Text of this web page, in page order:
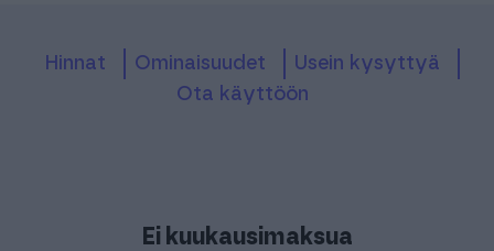
Hinnat Ominaisuudet
Usein kysyttyä
Ota käyttöön
Ei kuukausimaksua